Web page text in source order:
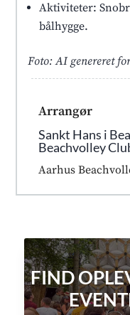
Aktiviteter:
bålhygge.
Foto: AI genereret
Arrangør
Sankt Hans i
Beachvolley
Aarhus
FIND